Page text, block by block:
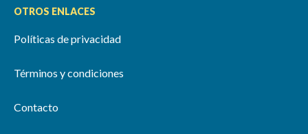
OTROS ENLACES
Políticas de privacidad
Términos y condiciones
Contacto